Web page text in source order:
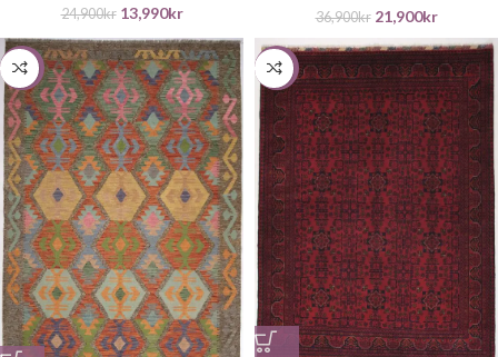
24,900kr 13,990kr 36,900kr 21,900kr
-53% -47%